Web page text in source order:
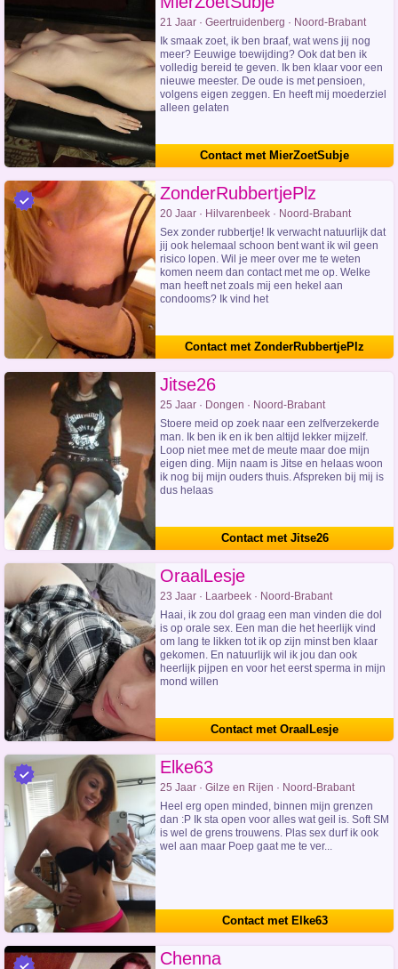
21 Jaar · Geertruidenberg · Noord-Brabant
Ik smaak zoet, ik ben braaf, wat wens jij nog
meer? Eeuwige toewijding? Ook dat ben ik
volledig bereid te geven. Ik ben klaar voor een
nieuwe meester. De oude is met pensioen,
volgens eigen zeggen. En heeft mij moederziel
alleen gelaten
Contact met MierZoetSubje
ZonderRubbertjePlz
20 Jaar · Hilvarenbeek · Noord-Brabant
Sex zonder rubbertje! Ik verwacht natuurlijk dat
jij ook helemaal schoon bent want ik wil geen
risico lopen. Wil je meer over me te weten
komen neem dan contact met me op. Welke
man heeft net zoals mij een hekel aan
condooms? Ik vind het
Contact met ZonderRubbertjePlz
Jitse26
25 Jaar · Dongen · Noord-Brabant
Stoere meid op zoek naar een zelfverzekerde
man. Ik ben ik en ik ben altijd lekker mijzelf.
Loop niet mee met de meute maar doe mijn
eigen ding. Mijn naam is Jitse en helaas woon
ik nog bij mijn ouders thuis. Afspreken bij mij is
dus helaas
Contact met Jitse26
OraalLesje
23 Jaar · Laarbeek · Noord-Brabant
Haai, ik zou dol graag een man vinden die dol
is op orale sex. Een man die het heerlijk vind
om lang te likken tot ik op zijn minst ben klaar
gekomen. En natuurlijk wil ik jou dan ook
heerlijk pijpen en voor het eerst sperma in mijn
mond willen
Contact met OraalLesje
Elke63
25 Jaar · Gilze en Rijen · Noord-Brabant
Heel erg open minded, binnen mijn grenzen
dan :P Ik sta open voor alles wat geil is. Soft SM
is wel de grens trouwens. Plas sex durf ik ook
wel aan maar Poep gaat me te ver...
Contact met Elke63
Chenna